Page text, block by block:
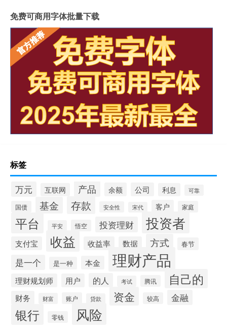
免费可商用字体批量下载
标签
万元 互联网 产品 余额 公司 利息 可靠
国债 基金 存款 安全性 宋代 客户 家庭
平台 平安 悟空 投资理财 投资者
支付宝 收益 收益率 数据 方式 春节
是一个 是一种 本金 理财产品
理财规划师 用户 的人 考试 腾讯 自己的
财务 财富 账户 贷款 资金 较高 金融
银行 零钱 风险